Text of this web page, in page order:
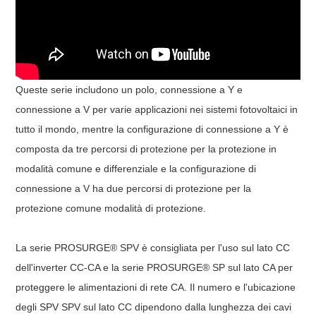
Queste serie includono un polo, connessione a Y e
connessione a V per varie applicazioni nei sistemi fotovoltaici in
tutto il mondo, mentre la configurazione di connessione a Y è
composta da tre percorsi di protezione per la protezione in
modalità comune e differenziale e la configurazione di
connessione a V ha due percorsi di protezione per la
protezione comune modalità di protezione.
La serie PROSURGE® SPV è consigliata per l'uso sul lato CC
dell'inverter CC-CA e la serie PROSURGE® SP sul lato CA per
proteggere le alimentazioni di rete CA. Il numero e l'ubicazione
degli SPV SPV sul lato CC dipendono dalla lunghezza dei cavi